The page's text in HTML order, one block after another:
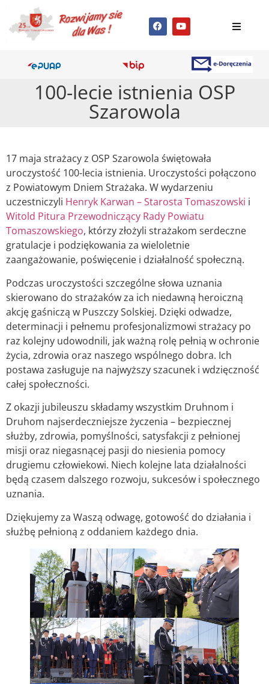
100-lecie istnienia OSP
Szarowola
17 maja strażacy z OSP Szarowola świętowała
uroczystość 100-lecia istnienia. Uroczystości połączono
z Powiatowym Dniem Strażaka. W wydarzeniu
uczestniczyli Henryk Karwan – Starosta Tomaszowski i
Witold Pitura Przewodniczący Rady Powiatu
Tomaszowskiego, którzy złożyli strażakom serdeczne
gratulacje i podziękowania za wieloletnie
zaangażowanie, poświęcenie i działalność społeczną.
Podczas uroczystości szczególne słowa uznania
skierowano do strażaków za ich niedawną heroiczną
akcję gaśniczą w Puszczy Solskiej. Dzięki odwadze,
determinacji i pełnemu profesjonalizmowi strażacy po
raz kolejny udowodnili, jak ważną rolę pełnią w ochronie
życia, zdrowia oraz naszego wspólnego dobra. Ich
postawa zasługuje na najwyższy szacunek i wdzięczność
całej społeczności.
Z okazji jubileuszu składamy wszystkim Druhnom i
Druhom najserdeczniejsze życzenia – bezpiecznej
służby, zdrowia, pomyślności, satysfakcji z pełnionej
misji oraz niegasnącej pasji do niesienia pomocy
drugiemu człowiekowi. Niech kolejne lata działalności
będą czasem dalszego rozwoju, sukcesów i społecznego
uznania.
Dziękujemy za Waszą odwagę, gotowość do działania i
służbę pełnioną z oddaniem każdego dnia.